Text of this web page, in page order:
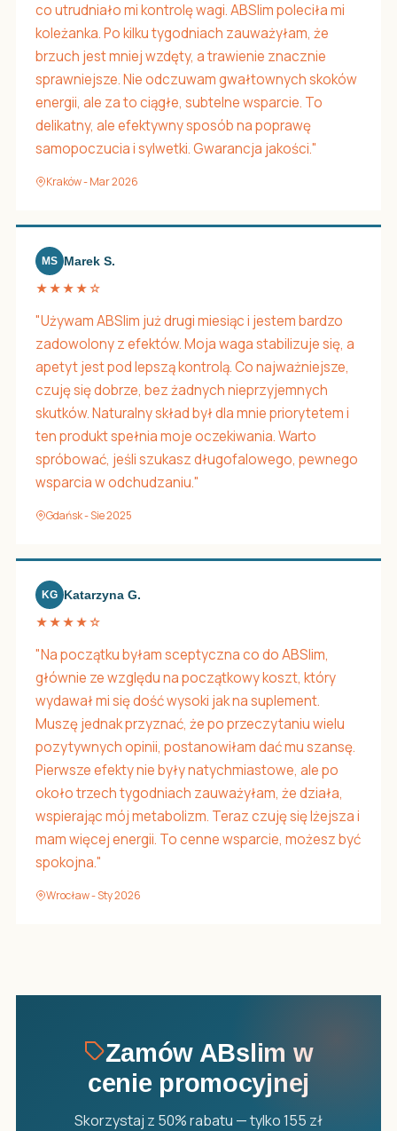
co utrudniało mi kontrolę wagi. ABSlim poleciła mi
koleżanka. Po kilku tygodniach zauważyłam, że
brzuch jest mniej wzdęty, a trawienie znacznie
sprawniejsze. Nie odczuwam gwałtownych skoków
energii, ale za to ciągłe, subtelne wsparcie. To
delikatny, ale efektywny sposób na poprawę
samopoczucia i sylwetki. Gwarancja jakości."
Kraków - Mar 2026
MS Marek S.
★★★★☆
"Używam ABSlim już drugi miesiąc i jestem bardzo
zadowolony z efektów. Moja waga stabilizuje się, a
apetyt jest pod lepszą kontrolą. Co najważniejsze,
czuję się dobrze, bez żadnych nieprzyjemnych
skutków. Naturalny skład był dla mnie priorytetem i
ten produkt spełnia moje oczekiwania. Warto
spróbować, jeśli szukasz długofalowego, pewnego
wsparcia w odchudzaniu."
Gdańsk - Sie 2025
KG Katarzyna G.
★★★★☆
"Na początku byłam sceptyczna co do ABSlim,
głównie ze względu na początkowy koszt, który
wydawał mi się dość wysoki jak na suplement.
Muszę jednak przyznać, że po przeczytaniu wielu
pozytywnych opinii, postanowiłam dać mu szansę.
Pierwsze efekty nie były natychmiastowe, ale po
około trzech tygodniach zauważyłam, że działa,
wspierając mój metabolizm. Teraz czuję się lżejsza i
mam więcej energii. To cenne wsparcie, możesz być
spokojna."
Wrocław - Sty 2026
Zamów ABslim w
cenie promocyjnej
Skorzystaj z 50% rabatu — tylko 155 zł